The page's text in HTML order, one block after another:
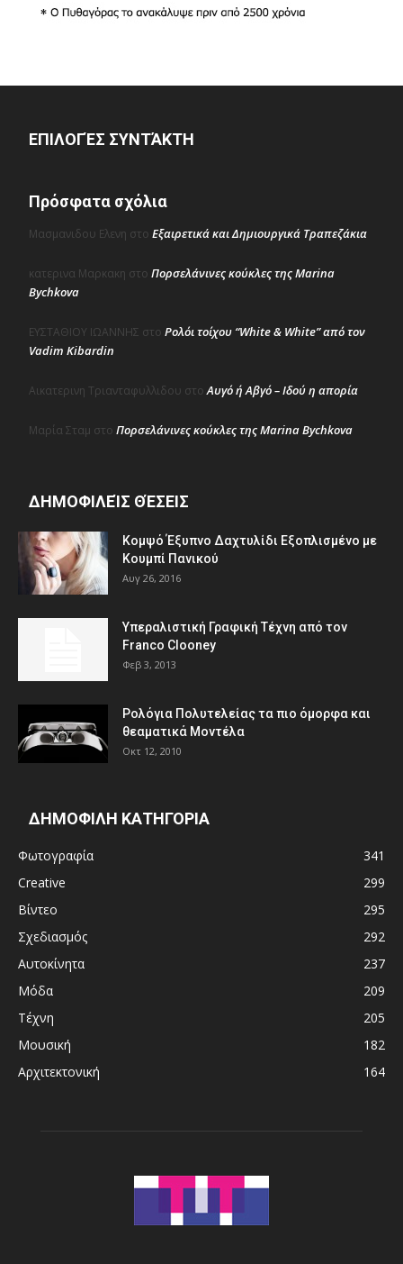
ΕΠΙΛΟΓΈΣ ΣΥΝΤΆΚΤΗ
Πρόσφατα σχόλια
Μασμανιδου Ελενη στο Εξαιρετικά και Δημιουργικά Τραπεζάκια
κατερινα Μαρκακη στο Πορσελάνινες κούκλες της Marina
Bychkova
ΕΥΣΤΑΘΙΟΥ ΙΩΑΝΝΗΣ στο Ρολόι τοίχου “White & White” από τον
Vadim Kibardin
Αικατερινη Τριανταφυλλιδου στοΑυγό ή Αβγό – Ιδού η απορία
Μαρία Σταμ στο Πορσελάνινες κούκλες της Marina Bychkova
ΔΗΜΟΦΙΛΕΊΣ ΘΈΣΕΙΣ
Κομψό Έξυπνο Δαχτυλίδι Εξοπλισμένο με
Κουμπί Πανικού
Αυγ 26, 2016
Υπεραλιστική Γραφική Τέχνη από τον
Franco Clooney
Φεβ 3, 2013
Ρολόγια Πολυτελείας τα πιο όμορφα και
θεαματικά Μοντέλα
Οκτ 12, 2010
ΔΗΜΟΦΙΛΗ ΚΑΤΗΓΟΡΙΑ
Φωτογραφία
341
Creative
299
Βίντεο
295
Σχεδιασμός
292
Αυτοκίνητα
237
Μόδα
209
Τέχνη
205
Μουσική
182
Αρχιτεκτονική
164